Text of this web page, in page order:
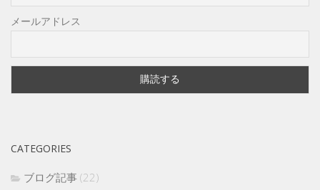
メールアドレス
CATEGORIES
ブログ記事 (22)